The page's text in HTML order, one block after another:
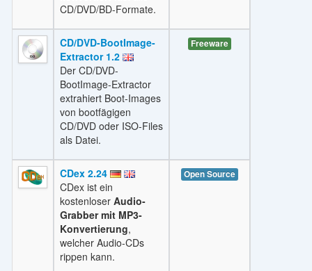
CD/DVD/BD-Formate.
CD/DVD-BootImage-
Extractor 1.2
Der CD/DVD-
BootImage-Extractor
extrahiert Boot-Images
von bootfägigen
CD/DVD oder ISO-Files
als Datei.
Freeware
CDex 2.24
CDex ist ein
kostenloser Audio-
Grabber mit MP3-
Konvertierung,
welcher Audio-CDs
rippen kann.
Open Source